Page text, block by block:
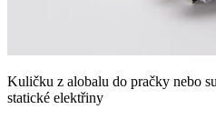
Kuličku z alobalu do pračky nebo
statické elektřiny